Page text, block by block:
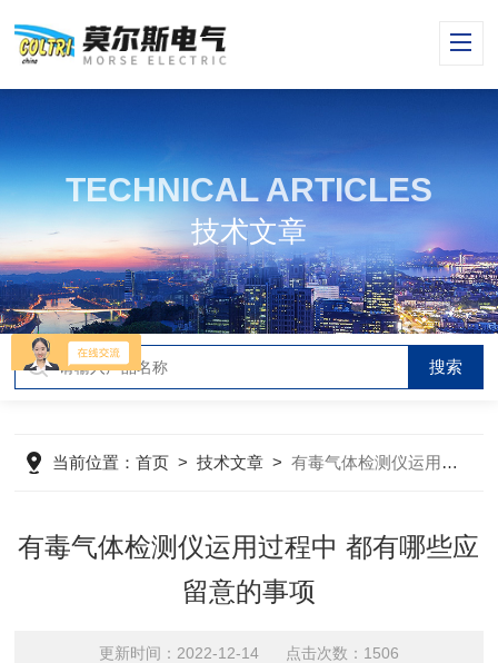
TECHNICAL ARTICLES
技术文章
当前位置：首页 >技术文章 >有毒气体检测仪运用过程中 都有哪些应留意的事项
有毒气体检测仪运用过程中 都有哪些应
留意的事项
更新时间：2022-12-14 点击次数：1506